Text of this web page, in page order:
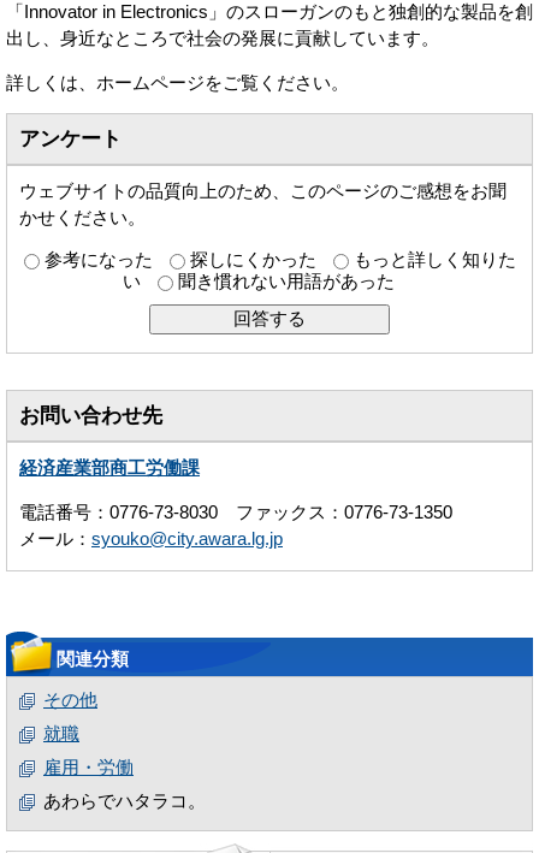
「Innovator in Electronics」のスローガンのもと独創的な製品を創
出し、身近なところで社会の発展に貢献しています。
詳しくは、ホームページをご覧ください。
アンケート
ウェブサイトの品質向上のため、このページのご感想をお聞
かせください。
参考になった 探しにくかった
もっと詳しく知りた
い
聞き慣れない用語があった
お問い合わせ先
経済産業部商工労働課
電話番号：0776-73-8030 ファックス：0776-73-1350
メール： syouko@city.awara.lg.jp
関連分類
その他
就職
雇用・労働
あわらでハタラコ。